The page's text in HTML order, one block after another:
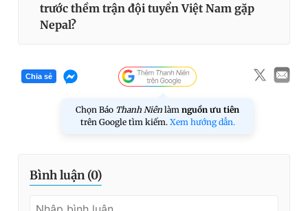
trước thềm trận đội tuyển Việt Nam gặp
Nepal?
Chia sẻ
Chọn Báo Thanh Niên làm nguồn ưu tiên
trên Google tìm kiếm. Xem hướng dẫn.
Bình luận (0)